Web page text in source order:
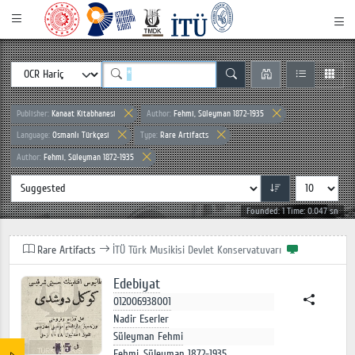
Publisher: Kanaat Kitabhanesi Author: Fehmi, Süleyman 1872-1935
Language: Osmanlı Türkçesi Type: Rare Artifacts
Author: Fehmi, Süleyman 1872-1935
Founded: 1 Time: 0.047 sn
Rare Artifacts İTÜ Türk Musikisi Devlet Konservatuvarı
Edebiyat
012006938001
Nadir Eserler
Süleyman Fehmi